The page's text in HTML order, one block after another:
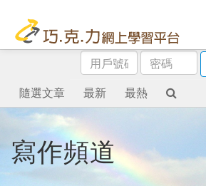
用
戶
號
碼
密
碼
隨選文章
最新 最熱
寫作頻道